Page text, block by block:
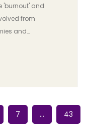
'burnout' and
from
and
7 … 43